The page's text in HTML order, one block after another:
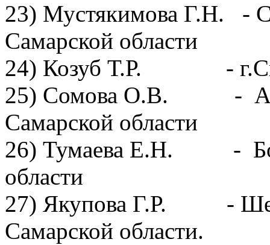
23) Мустякимова Г.Н. -
Самарской области
24) Козуб Т.Р. -
25) Сомова О.В. -
Самарской области
26) Тумаева Е.Н. -
области
27) Якупова Г.Р. -
Самарской области.